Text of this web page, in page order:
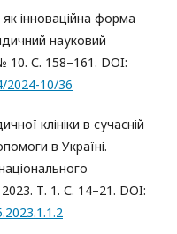
інноваційна форма
науковий
10. С. 158–161. DOI:
2024-10/36
клініки в сучасній
в Україні.
Т. 1. С. 14–21. DOI: